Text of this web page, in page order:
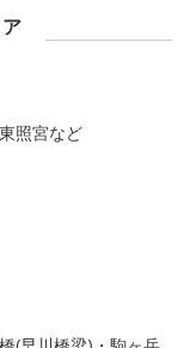
照宮など